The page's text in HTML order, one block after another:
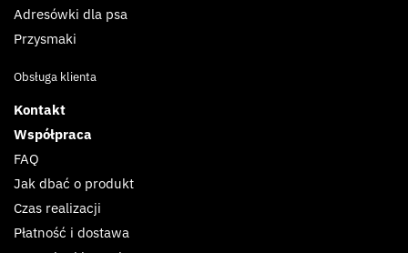
Adresówki dla psa
Przysmaki
Obsługa klienta
Kontakt
Współpraca
FAQ
Jak dbać o produkt
Czas realizacji
Płatność i dostawa